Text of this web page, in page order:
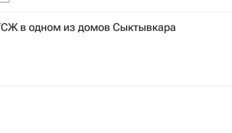
в одном из домов Сыктывкара